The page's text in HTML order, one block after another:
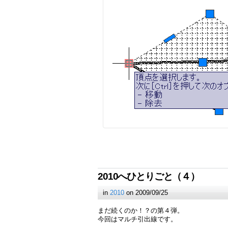
2010へひとりごと（４）
in2010 on 2009/09/25
まだ続くのか！？の第４弾。
今回はマルチ引出線です。